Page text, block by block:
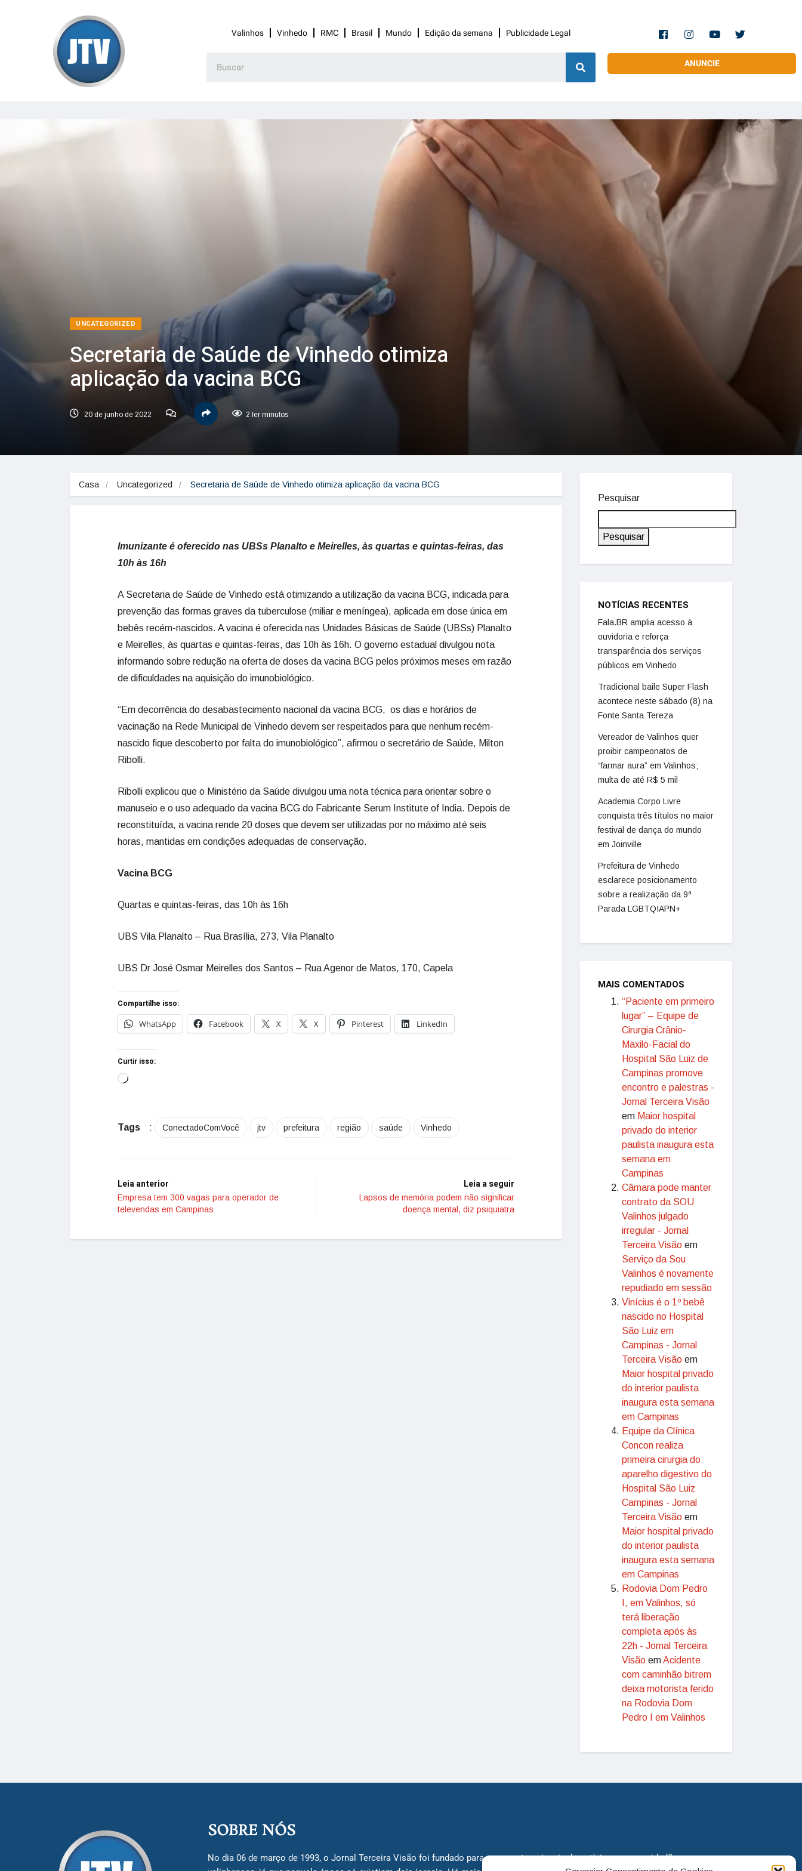
Valinhos Vinhedo RMC Brasil Mundo Edição da semana Publicidade Legal
ANUNCIE
UNCATEGORIZED
Secretaria de Saúde de Vinhedo otimiza
aplicação da vacina BCG
20 de junho de 2022 2 ler minutos
Casa Uncategorized Secretaria de Saúde de Vinhedo otimiza aplicação da vacina BCG
Imunizante é oferecido nas UBSs Planalto e Meirelles, às quartas e quintas-feiras, das
10h às 16h
A Secretaria de Saúde de Vinhedo está otimizando a utilização da vacina BCG, indicada para
prevenção das formas graves da tuberculose (miliar e meníngea), aplicada em dose única em
bebês recém-nascidos. A vacina é oferecida nas Unidades Básicas de Saúde (UBSs) Planalto
e Meirelles, às quartas e quintas-feiras, das 10h às 16h. O governo estadual divulgou nota
informando sobre redução na oferta de doses da vacina BCG pelos próximos meses em razão
de dificuldades na aquisição do imunobiológico.
“Em decorrência do desabastecimento nacional da vacina BCG, os dias e horários de
vacinação na Rede Municipal de Vinhedo devem ser respeitados para que nenhum recém-
nascido fique descoberto por falta do imunobiológico”, afirmou o secretário de Saúde, Milton
Ribolli.
Ribolli explicou que o Ministério da Saúde divulgou uma nota técnica para orientar sobre o
manuseio e o uso adequado da vacina BCG do Fabricante Serum Institute of India. Depois de
reconstituída, a vacina rende 20 doses que devem ser utilizadas por no máximo até seis
horas, mantidas em condições adequadas de conservação.
Vacina BCG
Quartas e quintas-feiras, das 10h às 16h
UBS Vila Planalto – Rua Brasília, 273, Vila Planalto
UBS Dr José Osmar Meirelles dos Santos – Rua Agenor de Matos, 170, Capela
Compartilhe isso:
WhatsApp
Facebook X X Pinterest LinkedIn
Curtir isso:
Tags : ConectadoComVocê jtv prefeitura região saúde Vinhedo
Leia anterior
Empresa tem 300 vagas para operador de
televendas em Campinas
Leia a seguir
Lapsos de memória podem não significar
doença mental, diz psiquiatra
Pesquisar
Pesquisar
NOTÍCIAS RECENTES
Fala.BR amplia acesso à
ouvidoria e reforça
transparência dos serviços
públicos em Vinhedo
Tradicional baile Super Flash
acontece neste sábado (8) na
Fonte Santa Tereza
Vereador de Valinhos quer
proibir campeonatos de
“farmar aura” em Valinhos;
multa de até R$ 5 mil
Academia Corpo Livre
conquista três títulos no maior
festival de dança do mundo
em Joinville
Prefeitura de Vinhedo
esclarece posicionamento
sobre a realização da 9ª
Parada LGBTQIAPN+
MAIS COMENTADOS
“Paciente em primeiro
lugar” – Equipe de
Cirurgia Crânio-
Maxilo-Facial do
Hospital São Luiz de
Campinas promove
encontro e palestras -
Jornal Terceira Visão
em Maior hospital
privado do interior
paulista inaugura esta
semana em
Campinas
Câmara pode manter
contrato da SOU
Valinhos julgado
irregular - Jornal
Terceira Visão em
Serviço da Sou
Valinhos é novamente
repudiado em sessão
Vinícius é o 1º bebê
nascido no Hospital
São Luiz em
Campinas - Jornal
Terceira Visão em
Maior hospital privado
do interior paulista
inaugura esta semana
em Campinas
Equipe da Clínica
Concon realiza
primeira cirurgia do
aparelho digestivo do
Hospital São Luiz
Campinas - Jornal
Terceira Visão em
Maior hospital privado
do interior paulista
inaugura esta semana
em Campinas
Rodovia Dom Pedro
I, em Valinhos, só
terá liberação
completa após às
22h - Jornal Terceira
Visão emAcidente
com caminhão bitrem
deixa motorista ferido
na Rodovia Dom
Pedro I em Valinhos
SOBRE NÓS
No dia 06 de março de 1993, o Jornal Terceira Visão foi fundado para ser uma terceira via de notícias para os cidadãos